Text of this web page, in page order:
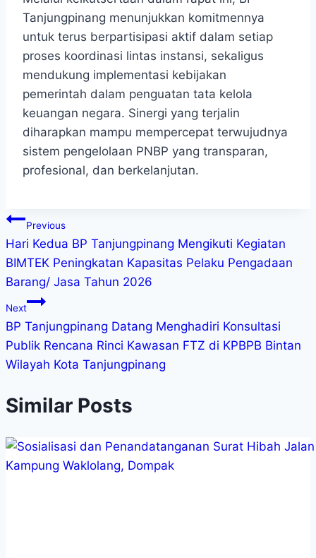
Tanjungpinang menunjukkan komitmennya
untuk terus berpartisipasi aktif dalam setiap
proses koordinasi lintas instansi, sekaligus
mendukung implementasi kebijakan
pemerintah dalam penguatan tata kelola
keuangan negara. Sinergi yang terjalin
diharapkan mampu mempercepat terwujudnya
sistem pengelolaan PNBP yang transparan,
profesional, dan berkelanjutan.
Previous
Hari Kedua BP Tanjungpinang Mengikuti Kegiatan
BIMTEK Peningkatan Kapasitas Pelaku Pengadaan
Barang/ Jasa Tahun 2026
Next
BP Tanjungpinang Datang Menghadiri Konsultasi
Publik Rencana Rinci Kawasan FTZ di KPBPB Bintan
Wilayah Kota Tanjungpinang
Similar Posts